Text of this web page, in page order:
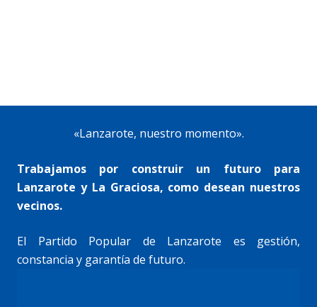
«Lanzarote, nuestro momento».
Trabajamos por construir un futuro para
Lanzarote y La Graciosa, como desean nuestros
vecinos.
El Partido Popular de Lanzarote es gestión,
constancia y garantía de futuro.